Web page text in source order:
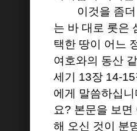
이것을 좀
는 바 대로 롯은
택한 땅이 어느
여호와의 동산
세기 13장 14-15
에게 말씀하십니
요? 본문을 보면
해 오신 것이 분